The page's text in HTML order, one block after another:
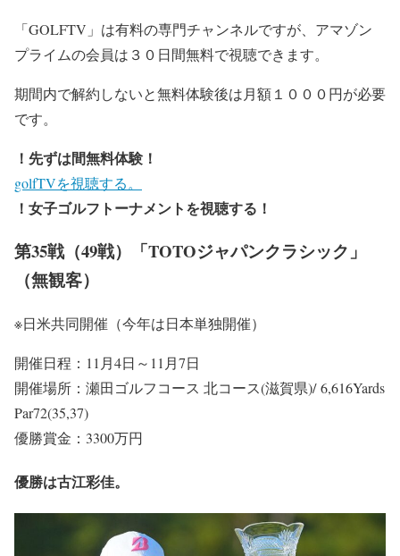
「GOLFTV」は有料の専門チャンネルですが、アマゾン
プライムの会員は３０日間無料で視聴できます。
期間内で解約しないと無料体験後は月額１０００円が必要
です。
！先ずは間無料体験！
golfTVを視聴する。
！女子ゴルフトーナメントを視聴する！
第35戦（49戦）「TOTOジャパンクラシック」
（無観客）
※日米共同開催（今年は日本単独開催）
開催日程：11月4日～11月7日
開催場所：瀬田ゴルフコース 北コース(滋賀県)/ 6,616Yards
Par72(35,37)
優勝賞金：3300万円
優勝は古江彩佳。